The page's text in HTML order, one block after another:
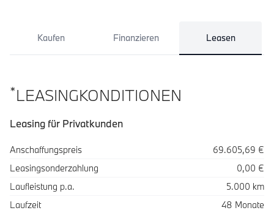
Kaufen Finanzieren Leasen
*LEASINGKONDITIONEN
Leasing für Privatkunden
SpezifikationWert
Anschaffungspreis
69.605,69 €
Leasingsonderzahlung
0,00 €
Laufleistung p.a.
5.000 km
Laufzeit
48 Monate